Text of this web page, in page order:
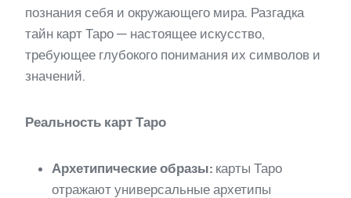
познания себя и окружающего мира. Разгадка
тайн карт Таро — настоящее искусство,
требующее глубокого понимания их символов и
значений.
Реальность карт Таро
Архетипические образы: карты Таро
отражают универсальные архетипы